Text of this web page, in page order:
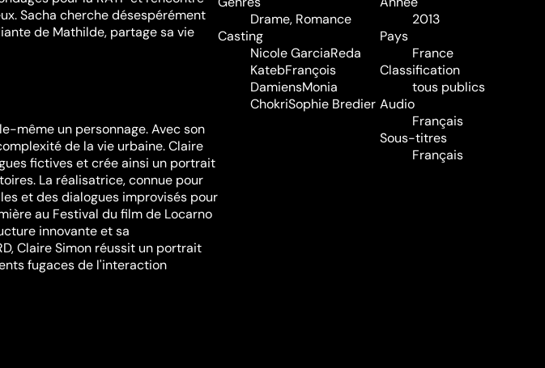
Sacha cherche désespérément
de Mathilde, partage sa vie
même un personnage. Avec son
de la vie urbaine. Claire
fictives et crée ainsi un portrait
La réalisatrice, connue pour
et des dialogues improvisés pour
au Festival du film de Locarno
innovante et sa
Claire Simon réussit un portrait
fugaces de l'interaction
Drame, Romance
Casting
Nicole GarciaReda
KatebFrançois
DamiensMonia
ChokriSophie Bredier
2013
Pays
France
Classification
tous publics
Audio
Français
Sous-titres
Français